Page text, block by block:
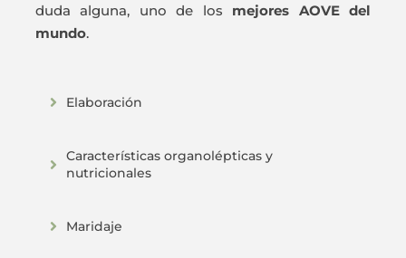
duda alguna, uno de los mejores AOVE del
mundo.
Elaboración
Características organolépticas y
nutricionales
Maridaje